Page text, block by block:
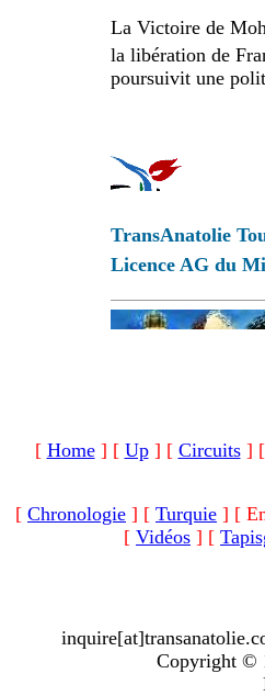
La Victoire de
la libération de
poursuivit une
TransAnatolie
Licence AG du
[ Home] [ Up] [ Circuits] [
[ Chronologie ] [ Turquie ] [
[ Vidéos ] [
Copyright ©